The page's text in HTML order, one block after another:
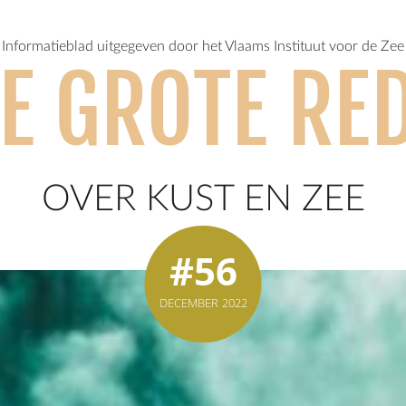
Informatieblad uitgegeven door het Vlaams Instituut voor de Zee
GROTE
OVER KUST EN ZEE
#56
DECEMBER 2022